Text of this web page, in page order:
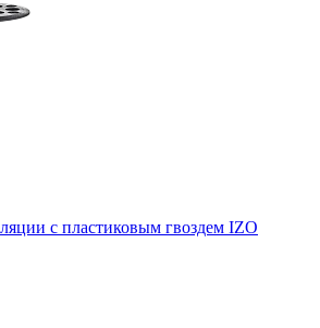
с пластиковым гвоздем IZО